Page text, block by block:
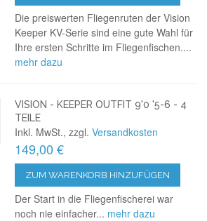
Die preiswerten Fliegenruten der Vision
Keeper KV-Serie sind eine gute Wahl für
Ihre ersten Schritte im Fliegenfischen....
mehr dazu
VISION - KEEPER OUTFIT 9'0 '5-6 - 4
TEILE
Inkl. MwSt., zzgl.Versandkosten
149,00 €
ZUM WARENKORB HINZUFÜGEN
Der Start in die Fliegenfischerei war
noch nie einfacher... mehr dazu